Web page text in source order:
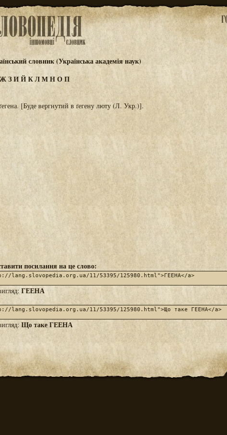
словник (Українська академія наук)
ЖЗИЙКЛМНОП
[Буде вергнутий в ґегену люту (Л. Укр.)].
посилання на це слово:
ГЕЕНА
Що таке ГЕЕНА